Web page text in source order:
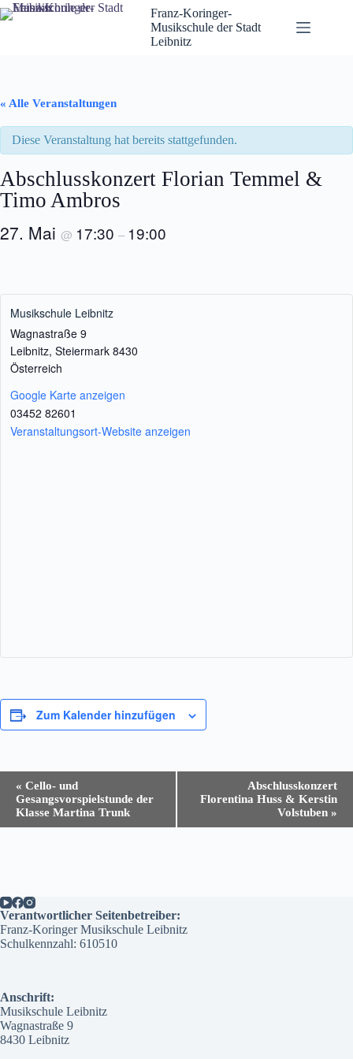
Zum
Inhalt
Franz-Koringer-
Musikschule der Stadt
Leibnitz
« Alle Veranstaltungen
Diese Veranstaltung hat bereits stattgefunden.
Abschlusskonzert Florian Temmel &
Timo Ambros
27. Mai @ 17:30 – 19:00
Musikschule Leibnitz
Wagnastraße 9
Leibnitz, Steiermark 8430
Österreich
Google Karte anzeigen
03452 82601
Veranstaltungsort-Website anzeigen
Zum Kalender hinzufügen
t
u
n
g
a
v
i
g
a
« Cello- und
Gesangsvorspielstunde der
Klasse Martina Trunk
Abschlusskonzert
Florentina Huss & Kerstin
Volstuben »
Verantwortlicher Seitenbetreiber:
Franz-Koringer Musikschule Leibnitz
Schulkennzahl: 610510
Anschrift:
Musikschule Leibnitz
Wagnastraße 9
8430 Leibnitz